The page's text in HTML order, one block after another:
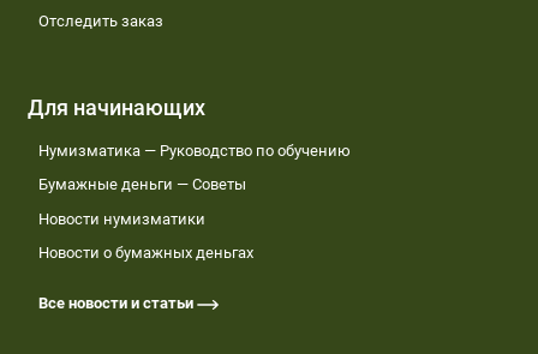
Отследить заказ
Для начинающих
Нумизматика — Руководство по обучению
Бумажные деньги — Советы
Новости нумизматики
Новости о бумажных деньгах
Все новости и статьи